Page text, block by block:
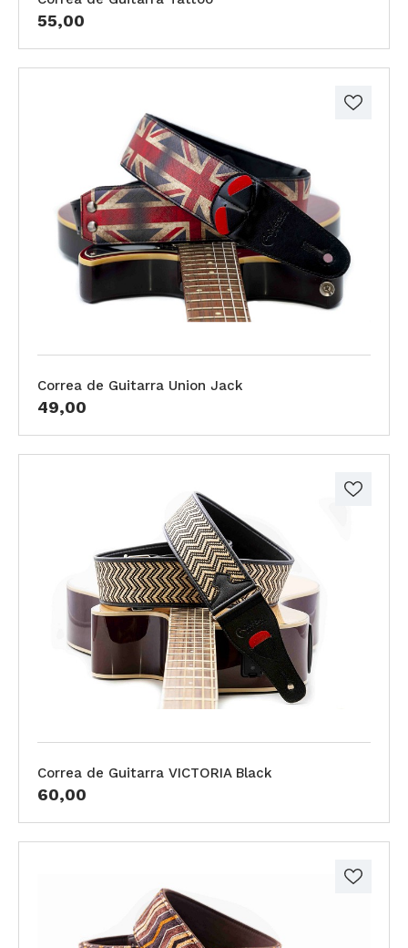
55,00
Correa de Guitarra Union Jack
49,00
Correa de Guitarra VICTORIA Black
60,00